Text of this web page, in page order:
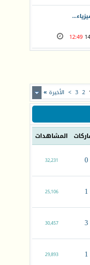
12:49
2
3
> الأخيرة »
المشاهدات
0
32,231
1
25,106
3
30,457
1
29,893